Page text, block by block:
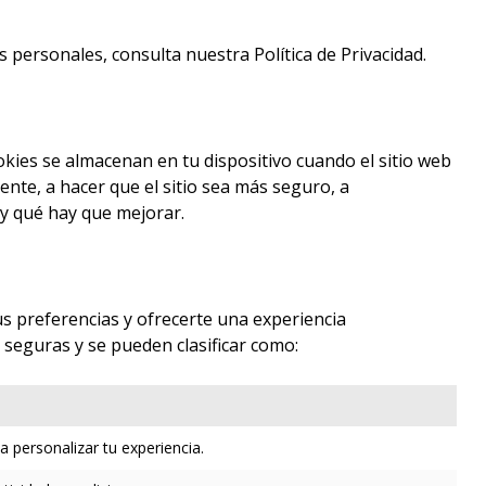
consulta nuestra Política de Privacidad.
se almacenan en tu dispositivo cuando el sitio web
a hacer que el sitio sea más seguro, a
qué hay que mejorar.
preferencias y ofrecerte una experiencia
y se pueden clasificar como:
personalizar tu experiencia.